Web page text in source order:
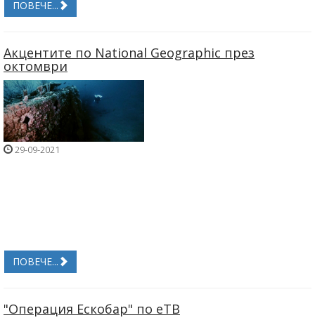
ПОВЕЧЕ...
Акцентите по National Geographic през
октомври
29-09-2021
ПОВЕЧЕ...
"Операция Ескобар" по еТВ